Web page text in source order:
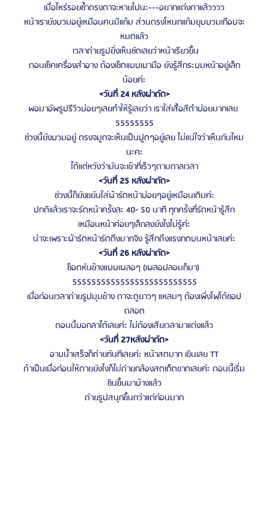
เมื่อไหร่รอยช้ำตรงตาจะหายไปนะ~~~อยากแต่งตาแล้วววว
หน้าเรายังบวมอยู่เหมือนคนมีแก้ม ส่วนตรงโหนกแก้มยุบบวมเกือบจะ
หมดแล้ว
เวลาถ่ายรูปยิ่งเห็นชัดเลยว่าหน้าเรียวขึ้น
ตอนเช็คเครื่องสำอาง ต้องเช็ดแบบเบามือ ยังรู้สึกระบมหน้าอยู่เล็ก
น้อยค่ะ
<วันที่ 24 หลังผ่าตัด>
พอมาอัพรูปรีวิวบ่อยๆเลยทำให้รู้เลยว่า เราใส่เสื้อสีดำบ่อยมากเลย
55555555
ช่วงนี้ยังบวมอยู่ ตรงจมูกจะเห็นเป็นปูดๆอยู่เลย ไม่แน่ใจว่าเห็นกันไหม
นะคะ
ได้แต่หวังว่ามันจะเข้าที่เร็วๆตามกาลเวลา
<วันที่ 25 หลังผ่าตัด>
ช่วงนี้ก็ยังขยันใส่ผ้ารัดหน้าบ่อยๆอยู่เหมือนเดิมค่ะ
ปกติแล้วเราจะรัดหน้าครั้งละ 40- 50 นาที ทุกครั้งที่รัดหน้ารู้สึก
เหมือนหน้าค่อยๆเล็กลงยังไงไม่รู้ค่ะ
น่าจะเพราะผ้ารัดหน้ารัดตึงมากจิง รู้สึกถึงแรงกดบนหน้าเลยค่ะ
<วันที่ 26 หลังผ่าตัด>
ช็อตหันข้างแบบเผลอๆ (เผลอปลอมก็มา)
55555555555555555555555555
เมื่อก่อนเวลาถ่ายรูปมุมข้าง ตาจะดูยาวๆ แหลมๆ ต้องเพิ่งโฟโต้ชอป
ตลอด
ตอนนี้บอกลาได้เลยค่ะ ไม่ต้องเสียเวลามาแต่งแล้ว
<วันที่ 27หลังผ่าตัด>
อาบน้ำเสร็จก็ถ่ายทันทีเลยค่ะ หน้าสดมาก เขินเลย TT
ถ้าเป็นเมื่อก่อนให้ตายยังไงก็ไม่ถ่ายกล้องสดเด็ดขาดเลยค่ะ ตอนนี้เริ่ม
ชินขึ้นมาบ้างแล้ว
ถ่ายรูปสนุกขึ้นกว่าแต่ก่อนมาก